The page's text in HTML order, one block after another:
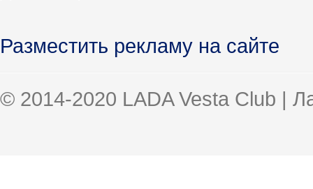
Разместить рекламу на сайте
© 2014-2020 LADA Vesta Club |